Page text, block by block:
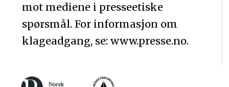
mot mediene i presseetiske
spørsmål. For informasjon om
klageadgang, se: www.presse.no.